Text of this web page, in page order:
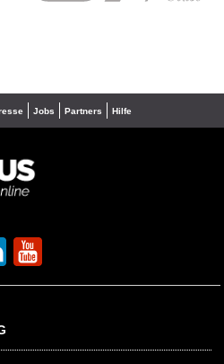
Jobs Partners Hilfe